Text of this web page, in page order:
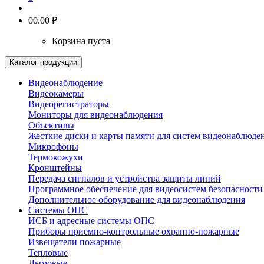
00.00 ₽
Корзина пуста
Каталог продукции
Видеонаблюдение
Видеокамеры
Видеорегистраторы
Мониторы для видеонаблюдения
Объективы
Жесткие диски и карты памяти для систем
Микрофоны
Термокожухи
Кронштейны
Передача сигналов и устройства защиты линий
Программное обеспечение для видеосистем безопасности
Дополнительное оборудование для видеонаблюдения
Системы ОПС
ИСБ и адресные системы ОПС
Приборы приемно-контрольные охранно-пожарные
Извещатели пожарные
Тепловые